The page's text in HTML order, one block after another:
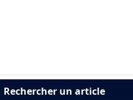
Rechercher un article